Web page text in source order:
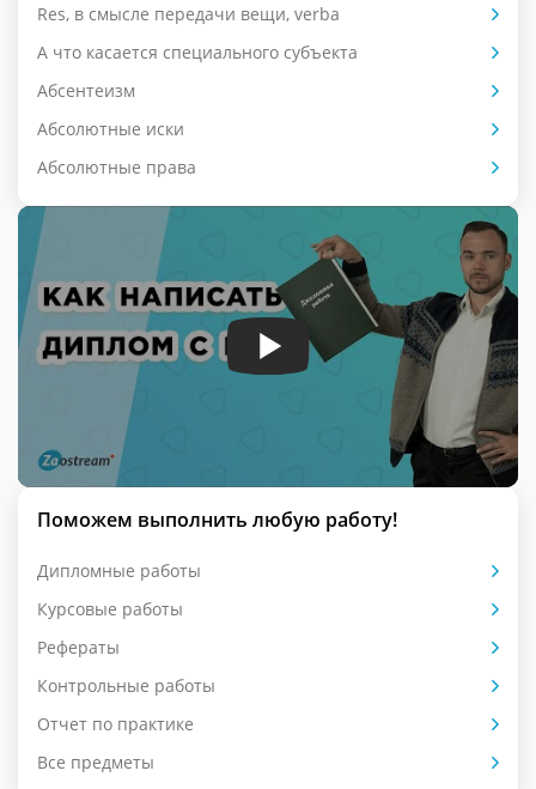
Res, в смысле передачи вещи, verba
А что касается специального субъекта
Абсентеизм
Абсолютные иски
Абсолютные права
Поможем выполнить любую работу!
Дипломные работы
Курсовые работы
Рефераты
Контрольные работы
Отчет по практике
Все предметы